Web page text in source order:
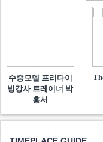
수중모델 프리다이
빙강사 트레이너 박
흥서